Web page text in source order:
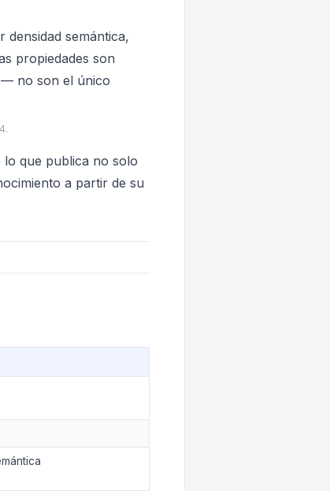
densidad semántica,
propiedades son
— no son el único
lo que publica no solo
a partir de su